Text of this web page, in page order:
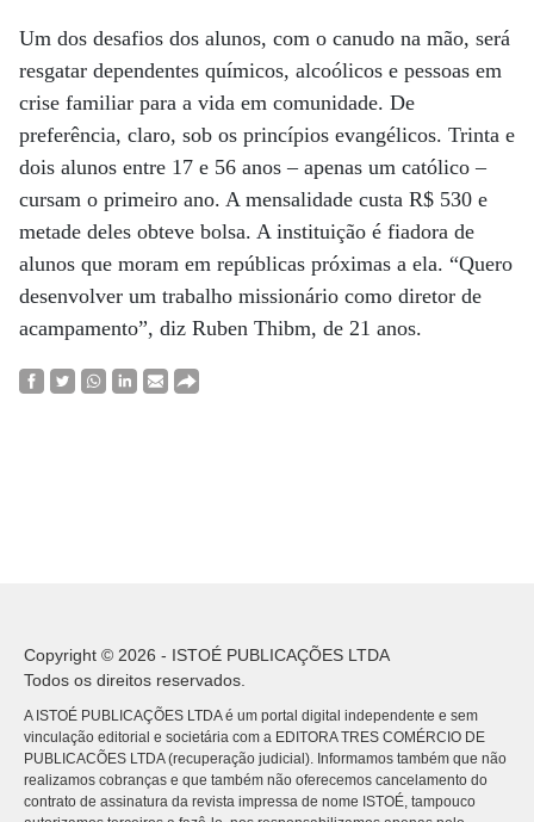
Um dos desafios dos alunos, com o canudo na mão, será
resgatar dependentes químicos, alcoólicos e pessoas em
crise familiar para a vida em comunidade. De
preferência, claro, sob os princípios evangélicos. Trinta e
dois alunos entre 17 e 56 anos – apenas um católico –
cursam o primeiro ano. A mensalidade custa R$ 530 e
metade deles obteve bolsa. A instituição é fiadora de
alunos que moram em repúblicas próximas a ela. “Quero
desenvolver um trabalho missionário como diretor de
acampamento”, diz Ruben Thibm, de 21 anos.
Copyright © 2026 - ISTOÉ PUBLICAÇÕES LTDA
Todos os direitos reservados.
A ISTOÉ PUBLICAÇÕES LTDA é um portal digital independente e sem
vinculação editorial e societária com a EDITORA TRES COMÉRCIO DE
PUBLICACÕES LTDA (recuperação judicial). Informamos também que não
realizamos cobranças e que também não oferecemos cancelamento do
contrato de assinatura da revista impressa de nome ISTOÉ, tampouco